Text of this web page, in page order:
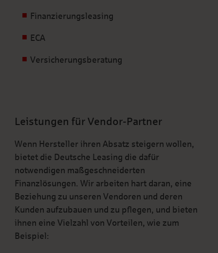
Finanzierungsleasing
ECA
Versicherungsberatung
Leistungen für Vendor-Partner
Wenn Hersteller ihren Absatz steigern wollen,
bietet die Deutsche Leasing die dafür
notwendigen maßgeschneiderten
Finanzlösungen. Wir arbeiten hart daran, eine
Beziehung zu unseren Vendoren und deren
Kunden aufzubauen und zu pflegen, und bieten
ihnen eine Vielzahl von Vorteilen, wie zum
Beispiel: